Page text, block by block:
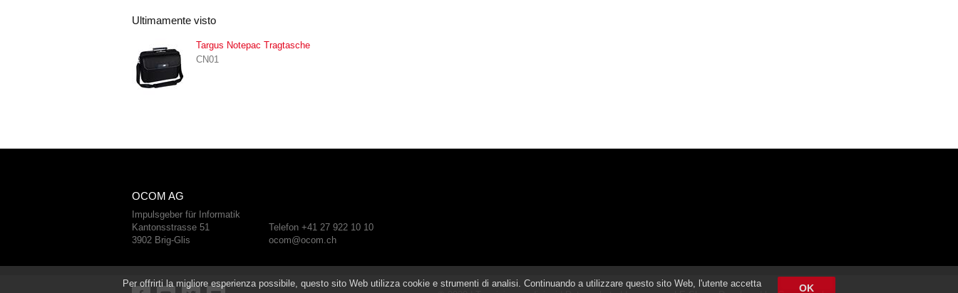
Ultimamente visto
Targus Notepac Tragtasche
CN01
OCOM AG
Impulsgeber für Informatik
Kantonsstrasse 51
3902 Brig-Glis
Telefon +41 27 922 10 10
ocom@ocom.ch
OK
Per offrirti la migliore esperienza possibile, questo sito Web utilizza cookie e strumenti di analisi. Continuando a utilizzare questo sito Web, l'utente accetta